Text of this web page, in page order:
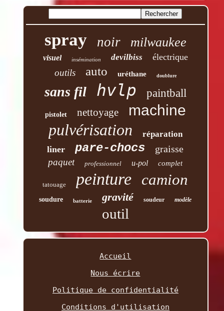
spray noir milwaukee
visuel insémination devilbiss électrique
outils auto uréthane doublure
sans fil hvlp paintball
pistolet nettoyage machine
pulvérisation réparation
liner pare-chocs graisse
paquet professionnel u-pol complet
tatouage peinture camion
soudure batterie gravité soudeur modèle
outil
Accueil
Nous écrire
Politique de confidentialité
Conditions d'utilisation